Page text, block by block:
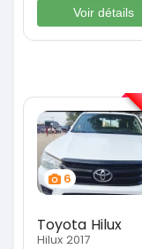
Voir détails
6
Toyota Hilux
Hilux 2017